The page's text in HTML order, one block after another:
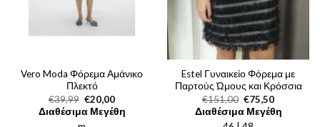
Vero Moda Φόρεμα Αμάνικο
Πλεκτό
€39,99 Original
price
was:
€20,00Η
τρέχουσα
τιμή
Διαθέσιμα Μεγέθη
Estel Γυναικείο Φόρεμα με
Παρτούς Ώμους και Κρόσσια
€151,00 Original
price
was:
€75,50Η
τρέχουσα
τιμή
Διαθέσιμα Μεγέθη